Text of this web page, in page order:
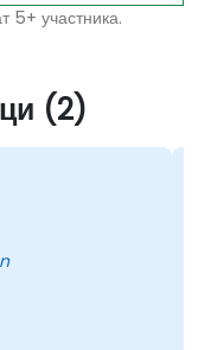
5+ участника.
(2)